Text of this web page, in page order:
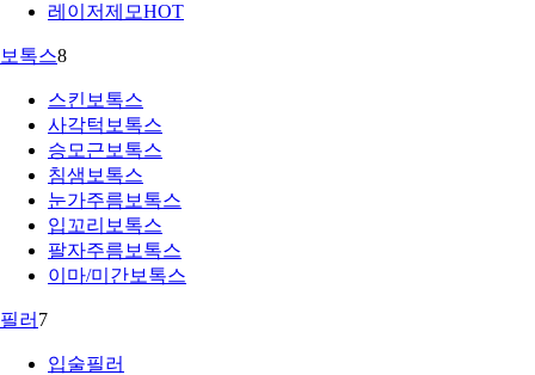
레이저제모HOT
보톡스8
스킨보톡스
사각턱보톡스
승모근보톡스
침샘보톡스
눈가주름보톡스
입꼬리보톡스
팔자주름보톡스
이마/미간보톡스
필러 7
입술필러